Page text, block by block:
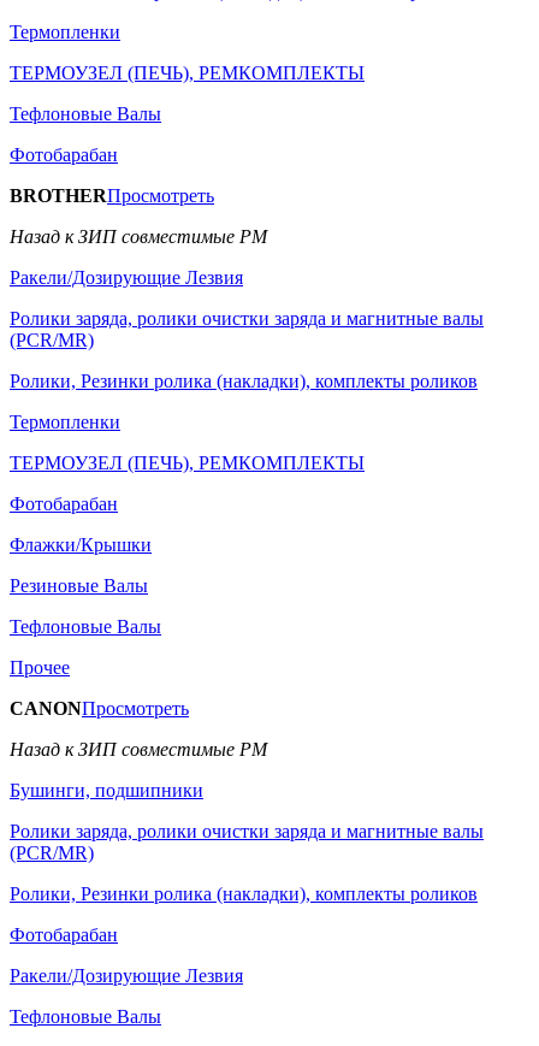
Термопленки
ТЕРМОУЗЕЛ (ПЕЧЬ), РЕМКОМПЛЕКТЫ
Тефлоновые Валы
Фотобарабан
BROTHERПросмотреть
Назад к ЗИП совместимые РМ
Ракели/Дозирующие Лезвия
Ролики заряда, ролики очистки заряда и магнитные валы
(PCR/MR)
Ролики, Резинки ролика (накладки), комплекты роликов
Термопленки
ТЕРМОУЗЕЛ (ПЕЧЬ), РЕМКОМПЛЕКТЫ
Фотобарабан
Флажки/Крышки
Резиновые Валы
Тефлоновые Валы
Прочее
CANONПросмотреть
Назад к ЗИП совместимые РМ
Бушинги, подшипники
Ролики заряда, ролики очистки заряда и магнитные валы
(PCR/MR)
Ролики, Резинки ролика (накладки), комплекты роликов
Фотобарабан
Ракели/Дозирующие Лезвия
Тефлоновые Валы